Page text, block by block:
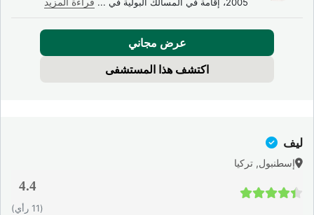
2005، إقامة في المسالك البولية في ... قراءة المزيد
عرض مجاني
اكتشف هذا المستشفى
ليف
إسطنبول, تركيا
4.4
(11 رأي)